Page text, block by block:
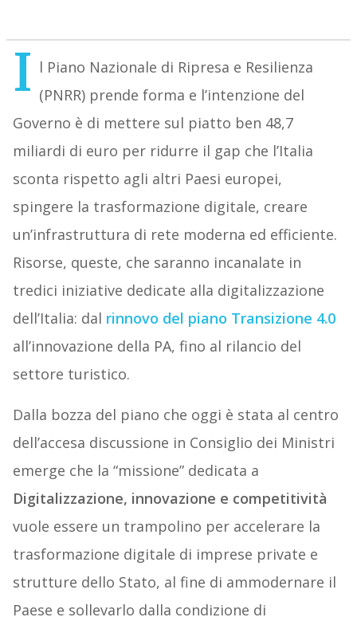
I l Piano Nazionale di Ripresa e Resilienza
(PNRR) prende forma e l’intenzione del
Governo è di mettere sul piatto ben 48,7
miliardi di euro per ridurre il gap che l’Italia
sconta rispetto agli altri Paesi europei,
spingere la trasformazione digitale, creare
un’infrastruttura di rete moderna ed efficiente.
Risorse, queste, che saranno incanalate in
tredici iniziative dedicate alla digitalizzazione
dell’Italia: dal rinnovo del piano Transizione 4.0
all’innovazione della PA, fino al rilancio del
settore turistico.
Dalla bozza del piano che oggi è stata al centro
dell’accesa discussione in Consiglio dei Ministri
emerge che la “missione” dedicata a
Digitalizzazione, innovazione e competitività
vuole essere un trampolino per accelerare la
trasformazione digitale di imprese private e
strutture dello Stato, al fine di ammodernare il
Paese e sollevarlo dalla condizione di